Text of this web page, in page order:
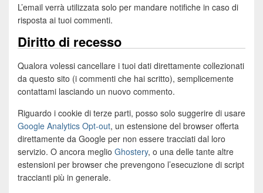
L’email verrà utilizzata solo per mandare notifiche in caso di
risposta ai tuoi commenti.
Diritto di recesso
Qualora volessi cancellare i tuoi dati direttamente collezionati
da questo sito (i commenti che hai scritto), semplicemente
contattami lasciando un nuovo commento.
Riguardo i cookie di terze parti, posso solo suggerire di usare
Google Analytics Opt-out, un estensione del browser offerta
direttamente da Google per non essere tracciati dal loro
servizio. O ancora meglio Ghostery, o una delle tante altre
estensioni per browser che prevengono l’esecuzione di script
traccianti più in generale.